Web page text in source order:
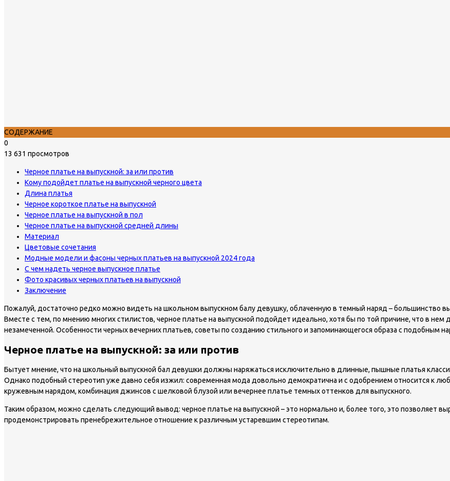
СОДЕРЖАНИЕ
0
13 631 просмотров
Черное платье на выпускной: за или против
Кому подойдет платье на выпускной черного цвета
Длина платья
Черное короткое платье на выпускной
Черное платье на выпускной в пол
Черное платье на выпускной средней длины
Материал
Цветовые сочетания
Модные модели и фасоны черных платьев на выпускной 2024 года
С чем надеть черное выпускное платье
Фото красивых черных платьев на выпускной
Заключение
Пожалуй, достаточно редко можно видеть на школьном выпускном балу девушку, облаченную в темный наряд – большинство
Вместе с тем, по мнению многих стилистов, черное платье на выпускной подойдет идеально, хотя бы по той причине, что в нем
незамеченной. Особенности черных вечерних платьев, советы по созданию стильного и запоминающегося образа с подобным
Черное платье на выпускной: за или против
Бытует мнение, что на школьный выпускной бал девушки должны наряжаться исключительно в длинные, пышные платья
Однако подобный стереотип уже давно себя изжил: современная мода довольно демократична и с одобрением относится к
кружевным нарядом, комбинация джинсов с шелковой блузой или вечернее платье темных оттенков для выпускного.
Таким образом, можно сделать следующий вывод: черное платье на выпускной – это нормально и, более того, это позволяет
продемонстрировать пренебрежительное отношение к различным устаревшим стереотипам.